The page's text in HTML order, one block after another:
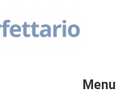
Menu